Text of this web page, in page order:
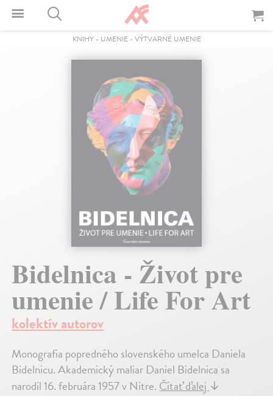
KNIHY- UMENIE- VÝTVARNÉ UMENIE
Bidelnica - Život pre
umenie / Life For Art
kolektív autorov
Monografia popredného slovenského umelca Daniela
Bidelnicu. Akademický maliar Daniel Bidelnica sa
narodil 16. februára 1957 v Nitre.Čítať ďalej↓